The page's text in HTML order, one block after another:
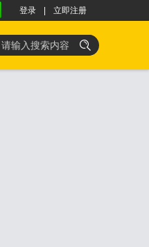
登录 立即注册